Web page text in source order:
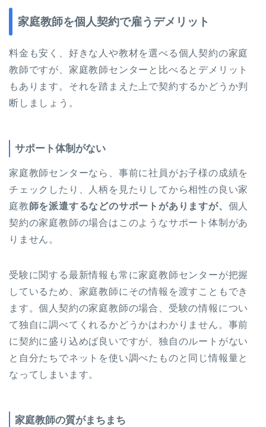
家庭教師を個人契約で雇うデメリット
料金も安く、好きな人や教材を選べる個人契約の家庭
教師ですが、家庭教師センターと比べるとデメリット
もあります。それを踏まえた上で契約するかどうか判
断しましょう。
サポート体制がない
家庭教師センターなら、事前に社員がお子様の成績を
チェックしたり、人柄を見たりしてから相性の良い家
庭教師を派遣するなどのサポートがありますが、 個人
契約の家庭教師の場合はこのようなサポート体制があ
りません。
受験に関する最新情報も常に家庭教師センターが把握
しているため、家庭教師にその情報を渡すこともでき
ます。個人契約の家庭教師の場合、受験の情報につい
て独自に調べてくれるかどうかはわかりません。事前
に契約に盛り込めば良いですが、独自のルートがない
と自分たちでネットを使い調べたものと同じ情報量と
なってしまいます。
家庭教師の質がまちまち